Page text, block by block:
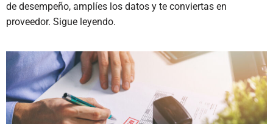
de desempeño, amplíes los datos y te conviertas en
proveedor. Sigue leyendo.